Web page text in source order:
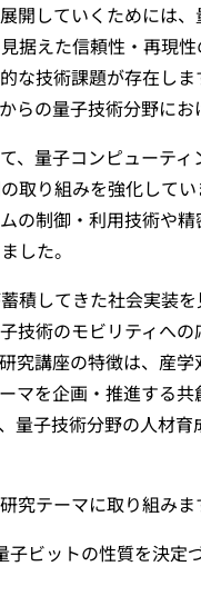
開していくためには
据えた信頼性・再現
な技術課題が存在し
の量子技術分野にお
、量子コンピューテ
取り組みを強化して
の制御・利用技術や
した。
してきた社会実装
技術のモビリティへ
究講座の特徴は、産
マを企画・推進する
量子技術分野の人材
テーマに取り組みま
ビットの性質を決定